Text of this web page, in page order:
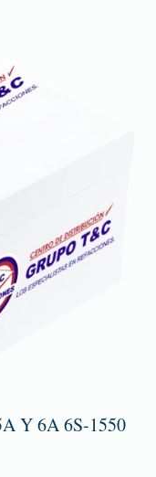
Y 6A 6S-1550